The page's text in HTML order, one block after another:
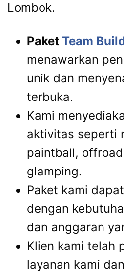
Lombok.
Paket Team
menawarkan
unik dan
terbuka.
Kami
aktivitas seperti
paintball,
glamping.
Paket kami
dengan
dan anggaran
Klien kami telah
layanan kami